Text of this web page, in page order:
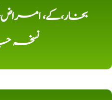
بخار،کے، امراض،